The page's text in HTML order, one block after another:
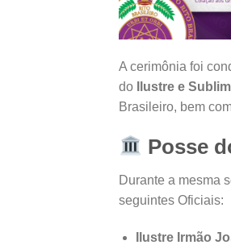
A cerimônia foi
do
Ilustre e
Brasileiro, bem
Posse
Durante a mesma
seguintes Oficiais:
Ilustre Irmão